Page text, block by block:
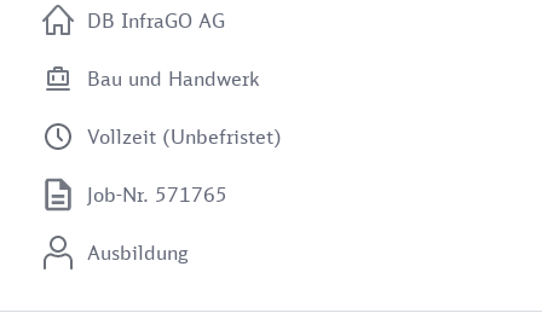
DB InfraGO AG
Bau und Handwerk
Vollzeit (Unbefristet)
Job-Nr. 571765
Ausbildung